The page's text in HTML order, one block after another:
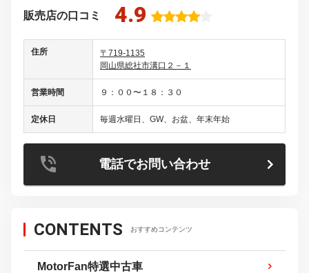
販売店の口コミ 4.9
住所
〒719-1135
岡山県総社市溝口２－１
営業時間 ９：００〜１８：３０
定休日 毎週水曜日、GW、お盆、年末年始
電話でお問い合わせ
CONTENTS おすすめコンテンツ
MotorFan特選中古車